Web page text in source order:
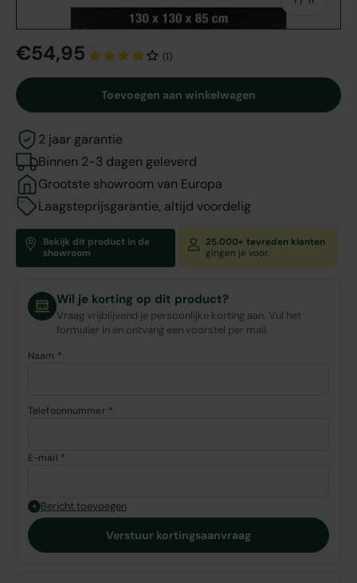
€54,95 (1)
Toevoegen aan winkelwagen
2 jaar garantie
Binnen 2-3 dagen geleverd
Grootste showroom van Europa
Laagsteprijsgarantie, altijd voordelig
Bekijk dit product in de
showroom
25.000+ tevreden klanten
gingen je voor.
Wil je korting op dit product?
Vraag vrijblijvend je persoonlijke korting aan. Vul het
formulier in en ontvang een voorstel per mail.
Naam *
Telefoonnummer *
E-mail *
+ Bericht toevoegen
Verstuur kortingsaanvraag